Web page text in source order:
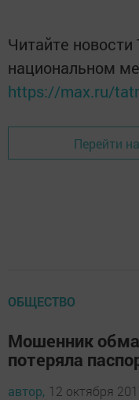
Читайте новости
национальном
https://max.ru/
Перейти
ОБЩЕСТВО
Мошенник
потеряла
автор, 12 октября